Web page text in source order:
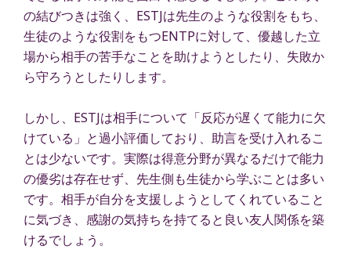
の結びつきは強く、ESTJは先生のような役割をもち、
生徒のような役割をもつENTPに対して、優越した立
場から相手の苦手なことを助けようとしたり、失敗か
ら守ろうとしたりします。
しかし、ESTJは相手について「反応が遅くて能力に欠
けている」と過小評価しており、助言を受け入れるこ
とは少ないです。実際は得意分野が異なるだけで能力
の優劣は存在せず、先生側も生徒から学ぶことは多い
です。相手が自分を支援しようとしてくれていること
に気づき、感謝の気持ちを持てると良い友人関係を築
けるでしょう。